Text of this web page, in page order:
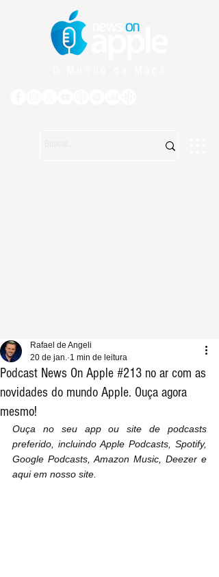
Podcast News On Apple #213 no ar com as
novidades do mundo Apple. Ouça agora
mesmo!
Rafael de Angeli
20 de jan. 1 min de leitura
Ouça no seu app ou site de podcasts
preferido, incluindo Apple Podcasts, Spotify,
Google Podcasts, Amazon Music, Deezer e
aqui em nosso site.